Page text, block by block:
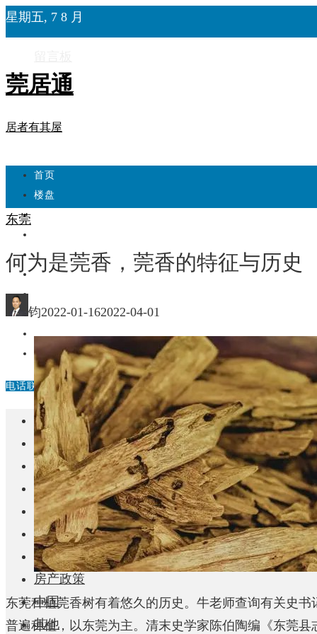
星期五, 7 8 月
莞居通
居者有其屋
首页
楼盘
自建房
东莞
房产政策
中国
其他
电话联系
首页
楼盘
学校
住宅
自建房
东莞
城市更新
房产政策
中国
其他
东莞
何为是莞香，莞香的特征与历史
钧2022-01-162022-04-01
东莞种植莞香树有着悠久的历史。牛老师查询有关史
普遍种植，以东莞为主。清末史学家陈伯陶编《东莞